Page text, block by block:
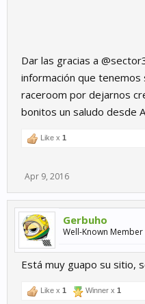
Dar las gracias a
información que tenemos
raceroom por dejarnos
bonitos un saludo desde
Like x 1
Apr 9, 2016
Gerbuho
Well-Known Member
Está muy guapo su sitio,
Like x 1 Winner x 1